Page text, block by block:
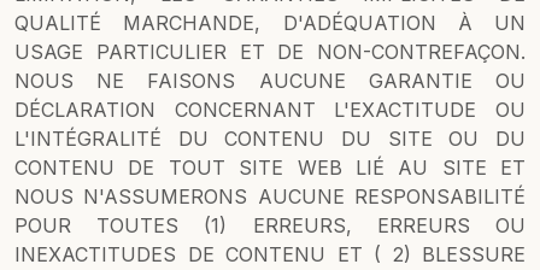
QUALITÉ MARCHANDE, D'ADÉQUATION À UN
USAGE PARTICULIER ET DE NON-CONTREFAÇON.
NOUS NE FAISONS AUCUNE GARANTIE OU
DÉCLARATION CONCERNANT L'EXACTITUDE OU
L'INTÉGRALITÉ DU CONTENU DU SITE OU DU
CONTENU DE TOUT SITE WEB LIÉ AU SITE ET
NOUS N'ASSUMERONS AUCUNE RESPONSABILITÉ
POUR TOUTES (1) ERREURS, ERREURS OU
INEXACTITUDES DE CONTENU ET ( 2) BLESSURE